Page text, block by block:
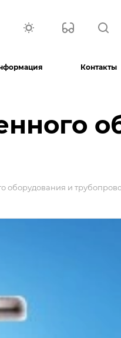
Контакты
оборудования и